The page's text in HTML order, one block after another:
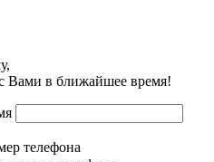
Вами в ближайшее время!
телефона